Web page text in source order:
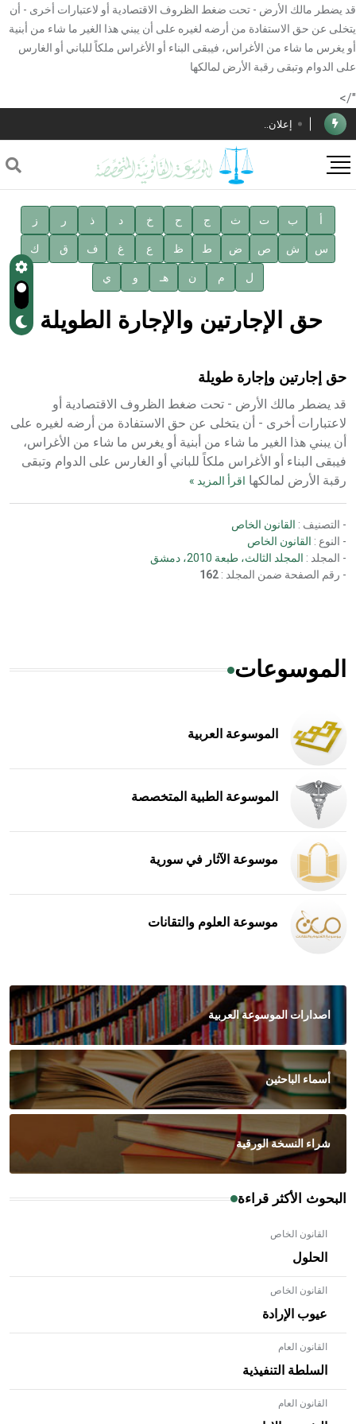
قد يضطر مالك الأرض - تحت ضغط الظروف الاقتصادية أو لاعتبارات أخرى - أن
يتخلى عن حق الاستفادة من أرضه لغيره على أن يبني هذا الغير ما شاء من أبنية
أو يغرس ما شاء من الأغراس، فيبقى البناء أو الأغراس ملكاً للباني أو الغارس
على الدوام وتبقى رقبة الأرض لمالكها
"/>
الأستاذ إياد خالد الطباع مدير عام لهيئة الموسوعة العربية
إعلان..
فوز الأستاذ الدكتور محمود السيد بجائزة مجمع الملك سليمان
العالمي للغة العربية
صدور المجلد الثامن عشر من الموسوعة الطبية
صدور المجلد السابع من موسوعة الآثار في سورية
توصيات مجلس الإدارة
شهر الكتاب السوري
الأستاذ إياد خالد الطباع مدير عام لهيئة الموسوعة العربية
أ ب ت ث ج ح خ د ذ ر ز
س ش ص ض ط ظ ع غ ف ق ك
ل م ن هـ و ي
حق الإجارتين والإجارة الطويلة
حق إجارتين وإجارة طويلة
قد يضطر مالك الأرض - تحت ضغط الظروف الاقتصادية أو
لاعتبارات أخرى - أن يتخلى عن حق الاستفادة من أرضه لغيره على
أن يبني هذا الغير ما شاء من أبنية أو يغرس ما شاء من الأغراس،
فيبقى البناء أو الأغراس ملكاً للباني أو الغارس على الدوام وتبقى
رقبة الأرض لمالكها اقرأ المزيد »
- التصنيف : القانون الخاص
- النوع : القانون الخاص
- المجلد : المجلد الثالث، طبعة 2010، دمشق
- رقم الصفحة ضمن المجلد : 162
الموسوعات
الموسوعة العربية
الموسوعة الطبية المتخصصة
موسوعة الآثار في سورية
موسوعة العلوم والتقانات
اصدارات الموسوعة العربية
أسماء الباحثين
شراء النسخة الورقية
البحوث الأكثر قراءة
القانون الخاص
الحلول
القانون الخاص
عيوب الإرادة
القانون العام
السلطة التنفيذية
القانون العام
- هل تعلم أن الأبلق نوع من الفنون الهندسية التي ارتبطت